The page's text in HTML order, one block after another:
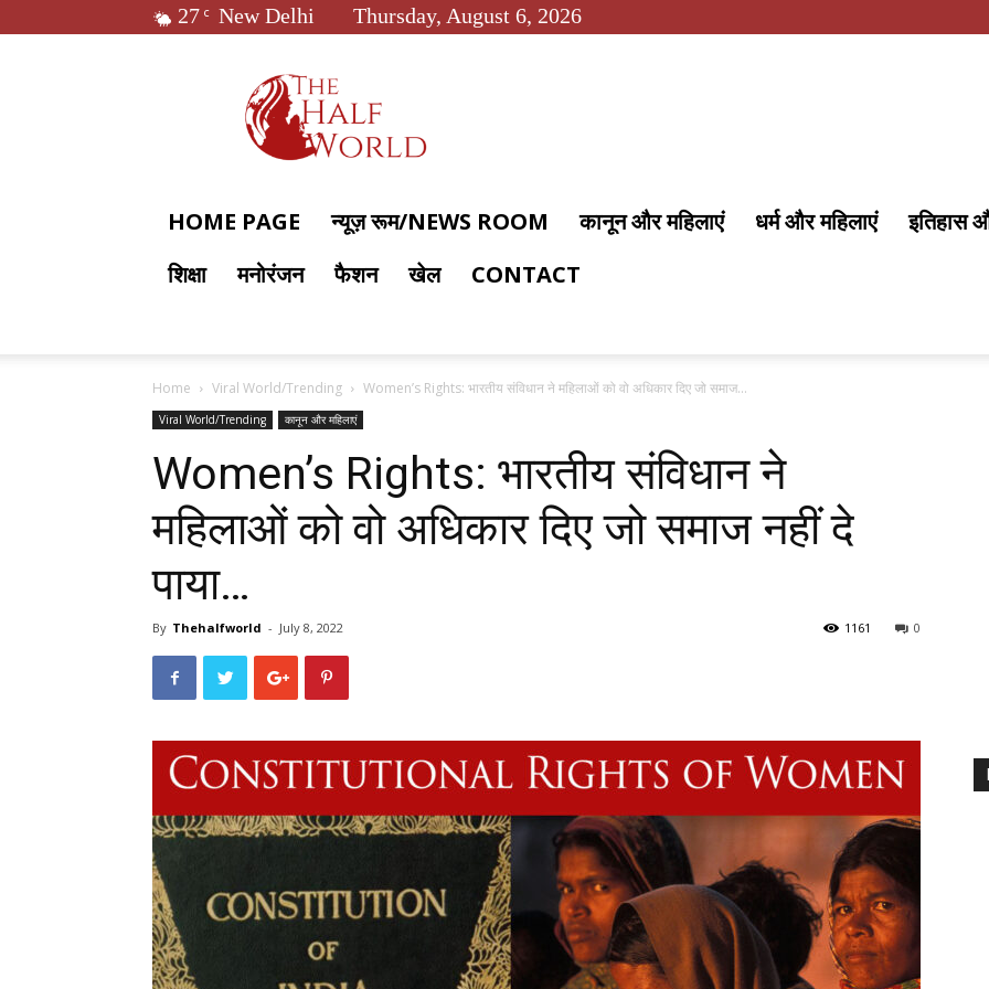
27 C New Delhi Thursday, August 6, 2026
World
HOME PAGE न्यूज़ रूम/NEWS ROOM कानून और महिलाएं धर्म और महिलाएं इतिहास
शिक्षा
मनोरंजन फैशन खेल CONTACT
Home Viral World/Trending Women’s Rights: भारतीय संविधान ने महिलाओं को वो अधिकार दिए जो समाज...
Viral World/Trending कानून और महिलाएं
Women’s Rights: भारतीय संविधान ने
महिलाओं को वो अधिकार दिए जो समाज नहीं दे
पाया…
By Thehalfworld - July 8, 2022 0
1161